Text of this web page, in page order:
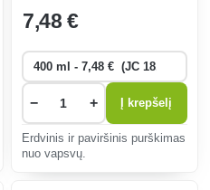
7,48 €
− + Į krepšelį
Erdvinis ir paviršinis purškimas
nuo vapsvų.